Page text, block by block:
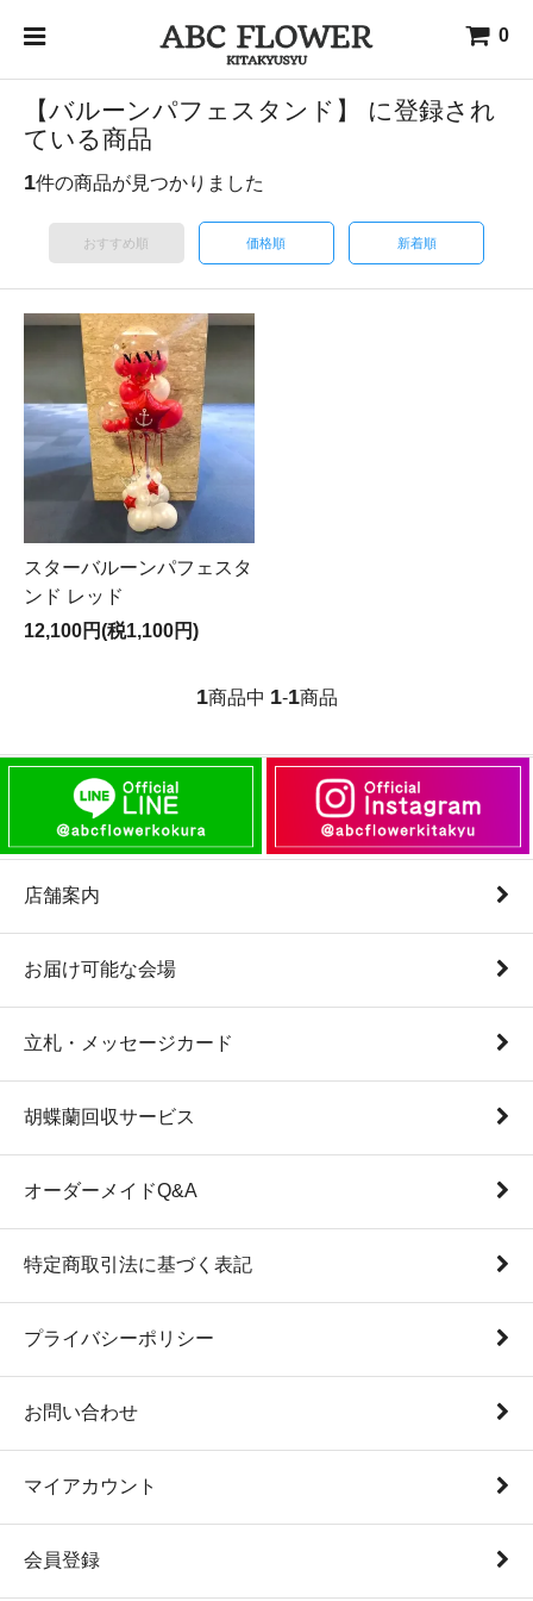
0
【バルーンパフェスタンド】 に登録され
ている商品
1件の商品が見つかりました
おすすめ順 価格順 新着順
スターバルーンパフェスタ
ンド レッド
12,100円(税1,100円)
1商品中 1-1商品
店舗案内
お届け可能な会場
立札・メッセージカード
胡蝶蘭回収サービス
オーダーメイドQ&A
特定商取引法に基づく表記
プライバシーポリシー
お問い合わせ
マイアカウント
会員登録